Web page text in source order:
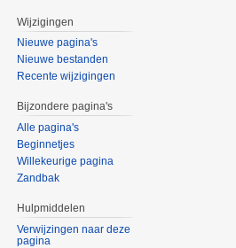
Wijzigingen
Nieuwe pagina's
Nieuwe bestanden
Recente wijzigingen
Bijzondere pagina's
Alle pagina's
Beginnetjes
Willekeurige pagina
Zandbak
Hulpmiddelen
Verwijzingen naar deze
pagina